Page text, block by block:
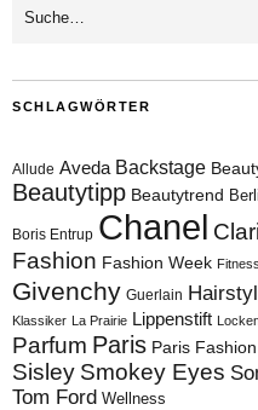
SCHLAGWÖRTER
Allude Aveda Backstage
Beautytipp Beautytrend
Boris Entrup Chanel
Fashion Fashion Week Fitness
Givenchy Guerlain
Klassiker La Prairie Lippenstift
Parfum Paris Paris
Sisley Smokey Eyes
Tom Ford Wellness